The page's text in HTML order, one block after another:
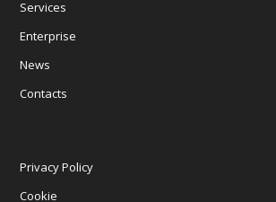
Services
Enterprise
News
Contacts
Privacy Policy
Cookie